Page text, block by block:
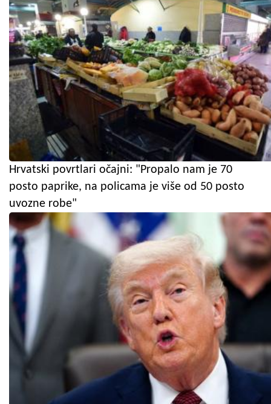
Hrvatski povrtlari očajni: "Propalo nam je 70
posto paprike, na policama je više od 50 posto
uvozne robe"